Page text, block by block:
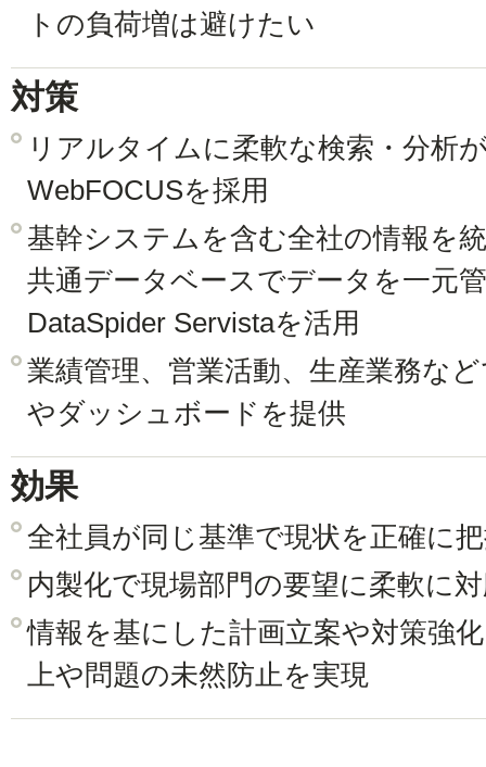
トの負荷増は避けたい
対策
リアルタイムに柔軟な検索・分析
WebFOCUSを採用
基幹システムを含む全社の情報を
共通データベースでデータを一元
DataSpider Servistaを活用
業績管理、営業活動、生産業務な
やダッシュボードを提供
効果
全社員が同じ基準で現状を正確に
内製化で現場部門の要望に柔軟に
情報を基にした計画立案や対策強
上や問題の未然防止を実現